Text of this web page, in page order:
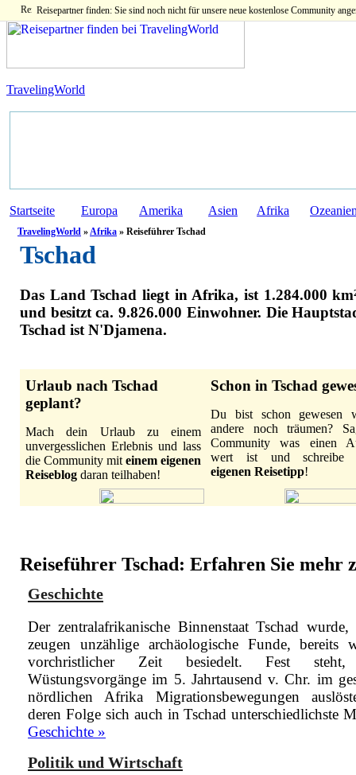
Reisepartner finden: Sie sind noch nicht für unsere neue kostenlose Community
TravelingWorld
Startseite Europa Amerika Asien Afrika
TravelingWorld »Afrika » Reiseführer Tschad
Tschad
Das Land Tschad liegt in Afrika, ist 1.284.000
und besitzt ca. 9.826.000 Einwohner. Die
Tschad ist N'Djamena.
Urlaub nach Tschad
geplant?
Mach dein Urlaub zu einem
unvergesslichen Erlebnis und lass
die Community miteinem eigenen
Reiseblog daran teilhaben!
Schon in Tschad
Du bist schon gewesen
andere noch träumen?
Community was einen
wert ist und
eigenen Reisetipp!
Reiseführer Tschad: Erfahren Sie mehr
Geschichte
Der zentralafrikanische Binnenstaat Tschad wurde,
zeugen unzählige archäologische Funde, bereits
vorchristlicher Zeit besiedelt. Fest steht,
Wüstungsvorgänge im 5. Jahrtausend v. Chr. im
nördlichen Afrika Migrationsbewegungen
deren Folge sich auch in Tschad unterschiedlichste
Geschichte »
Politik und Wirtschaft